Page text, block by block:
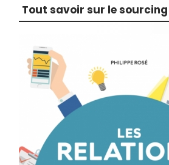
Tout savoir sur le sourcing